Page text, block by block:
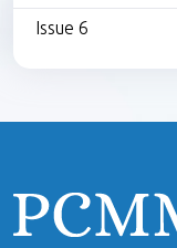
Issue 6